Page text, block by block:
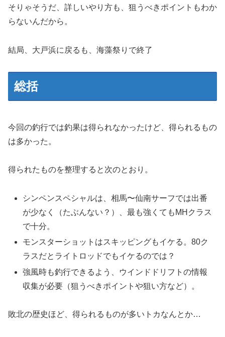
そりゃそうだ、詳しいやり方も、狙うべきポイントもわか
らないんだから。
結局、大戸浜に戻るも、海藻祭りで終了
総括
今回の釣行では釣果は得られなかったけど、得られるもの
は多かった。
得られたものを整理すると次のとおり。
シンペンスペシャルは、相馬〜仙南サーフでは出番
が少なく（たぶんない？）、最も強くてもMHクラス
で十分。
モンスターショットはスキッピングもイケる。80ク
ラスだとライトロッドでもイケるのでは？
強風時も釣行できるよう、ウインドドリフトの情報
収集が必要（狙うべきポイントや狙い方など）。
敗北の歴史ほど、得られるものが多いトカなんとか…